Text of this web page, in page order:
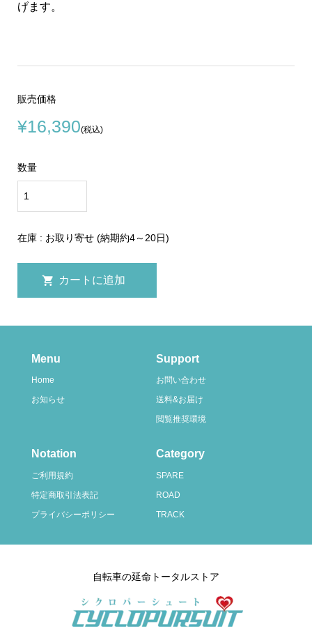
げます。
販売価格
¥16,390(税込)
数量
在庫 : お取り寄せ (納期約4～20日)
Menu
Home
お知らせ
Support
お問い合わせ
送料&お届け
閲覧推奨環境
Notation
ご利用規約
特定商取引法表記
プライバシーポリシー
Category
SPARE
ROAD
TRACK
自転車の延命トータルストア